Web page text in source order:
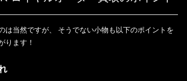
は当然ですが、 そうでない小物も以下のポイントを
ります！